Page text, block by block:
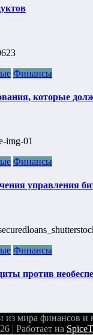
Финансы
которые
Финансы
управления
Финансы
против
из мира финансов и
| Работает на